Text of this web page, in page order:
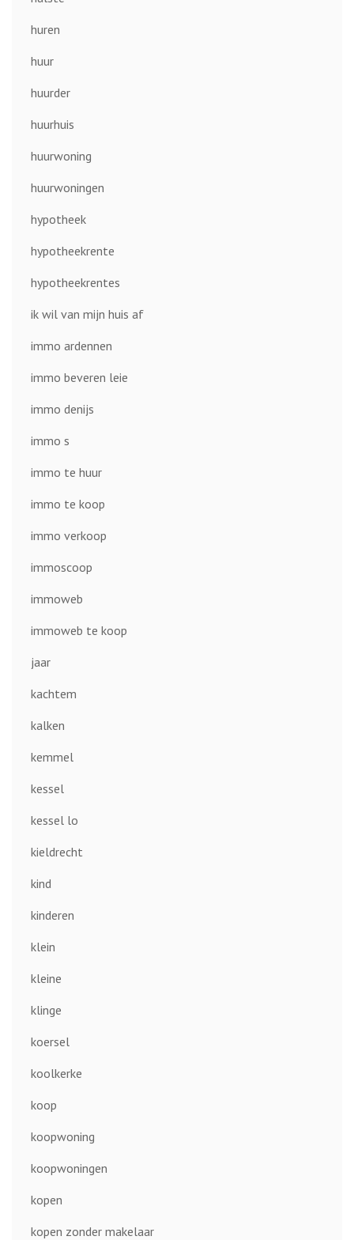
huren
huur
huurder
huurhuis
huurwoning
huurwoningen
hypotheek
hypotheekrente
hypotheekrentes
ik wil van mijn huis af
immo ardennen
immo beveren leie
immo denijs
immo s
immo te huur
immo te koop
immo verkoop
immoscoop
immoweb
immoweb te koop
jaar
kachtem
kalken
kemmel
kessel
kessel lo
kieldrecht
kind
kinderen
klein
kleine
klinge
koersel
koolkerke
koop
koopwoning
koopwoningen
kopen
kopen zonder makelaar